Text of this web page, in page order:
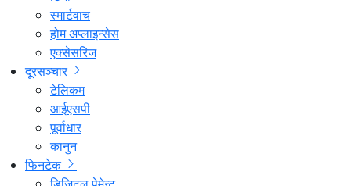
स्मार्टवाच
होम अप्लाइन्सेस
एक्सेसरिज
दूरसञ्चार
टेलिकम
आईएसपी
पूर्वाधार
कानुन
फिनटेक